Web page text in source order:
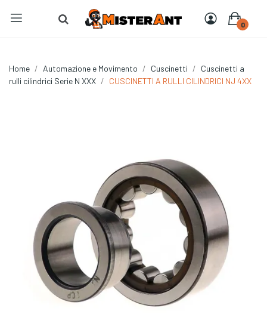
0
Home Automazione e Movimento Cuscinetti
Cuscinetti a
rulli cilindrici Serie N XXX
CUSCINETTI A RULLI CILINDRICI NJ 4XX